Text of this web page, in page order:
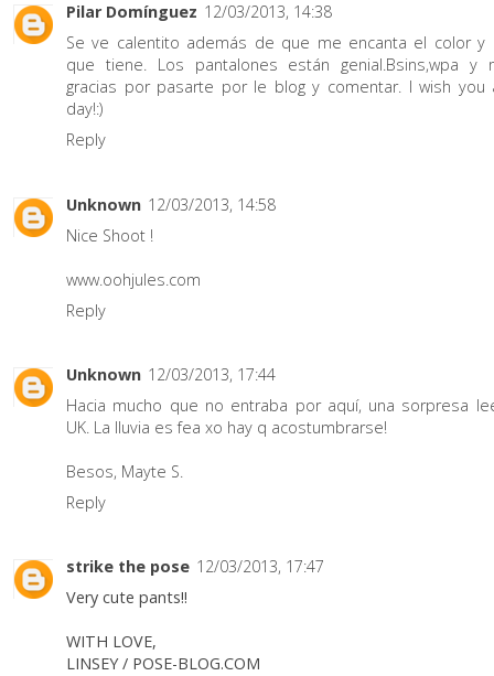
Pilar Domínguez 12/03/2013, 14:38
Se ve calentito además de que me encanta el color y
que tiene. Los pantalones están genial.Bsins,wpa y
gracias por pasarte por le blog y comentar. I wish you
day!:)
Reply
Unknown 12/03/2013, 14:58
Nice Shoot !
www.oohjules.com
Reply
Unknown 12/03/2013, 17:44
Hacia mucho que no entraba por aquí, una sorpresa
UK. La lluvia es fea xo hay q acostumbrarse!
Besos, Mayte S.
Reply
strike the pose 12/03/2013, 17:47
Very cute pants!!
WITH LOVE,
LINSEY / POSE-BLOG.COM